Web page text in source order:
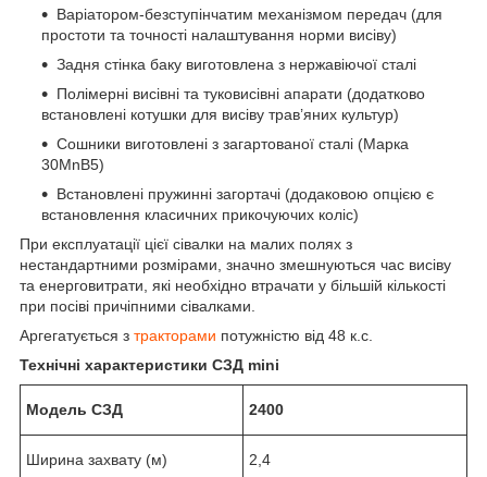
Варіатором-безступінчатим механізмом передач (для
простоти та точності налаштування норми висіву)
Задня стінка баку виготовлена з нержавіючої сталі
Полімерні висівні та туковисівні апарати (додатково
встановлені котушки для висіву трав’яних культур)
Сошники виготовлені з загартованої сталі (Марка
30MnB5)
Встановлені пружинні загортачі (додаковою опцією є
встановлення класичних прикочуючих коліс)
При експлуатації цієї сівалки на малих полях з
нестандартними розмірами, значно змешнуються час висіву
та енерговитрати, які необхідно втрачати у більшій кількості
при посіві причіпними сівалками.
Аргегатується з тракторами потужністю від 48 к.с.
Технічні характеристики СЗД mini
Модель СЗД 2400
Ширина захвату (м) 2,4